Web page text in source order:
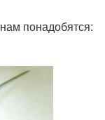
понадобятся: